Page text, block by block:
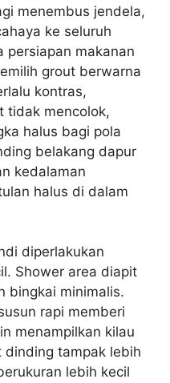
menembus jendela,
ke seluruh
persiapan makanan
grout berwarna
kontras,
tidak mencolok,
halus bagi pola
belakang dapur
kedalaman
halus di dalam
diperlakukan
Shower area diapit
bingkai minimalis.
rapi memberi
menampilkan kilau
dinding tampak lebih
lebih kecil